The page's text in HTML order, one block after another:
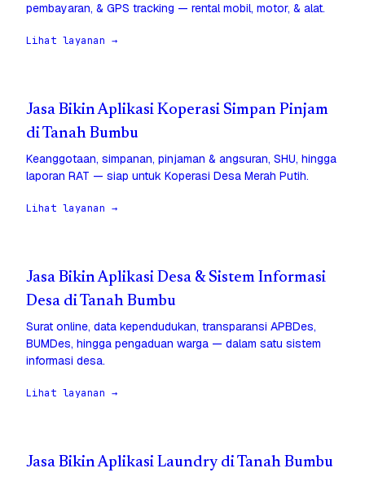
pembayaran, & GPS tracking — rental mobil, motor, & alat.
Lihat layanan →
Jasa Bikin Aplikasi Koperasi Simpan Pinjam
di Tanah Bumbu
Keanggotaan, simpanan, pinjaman & angsuran, SHU, hingga
laporan RAT — siap untuk Koperasi Desa Merah Putih.
Lihat layanan →
Jasa Bikin Aplikasi Desa & Sistem Informasi
Desa di Tanah Bumbu
Surat online, data kependudukan, transparansi APBDes,
BUMDes, hingga pengaduan warga — dalam satu sistem
informasi desa.
Lihat layanan →
Jasa Bikin Aplikasi Laundry di Tanah Bumbu